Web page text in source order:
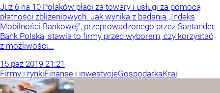
Już 6 na 10 Polaków płaci za towary i usługi za pomocą
płatności zbliżeniowych. Jak wynika z badania „Indeks
Mobilności Bankowej”, przeprowadzonego przez Santander
Bank Polska, stawia to firmy przed wyborem, czy korzystać
z możliwości...
15 paź 2019 21:21
Firmy i rynkiFinanse i inwestycjeGospodarkaKraj